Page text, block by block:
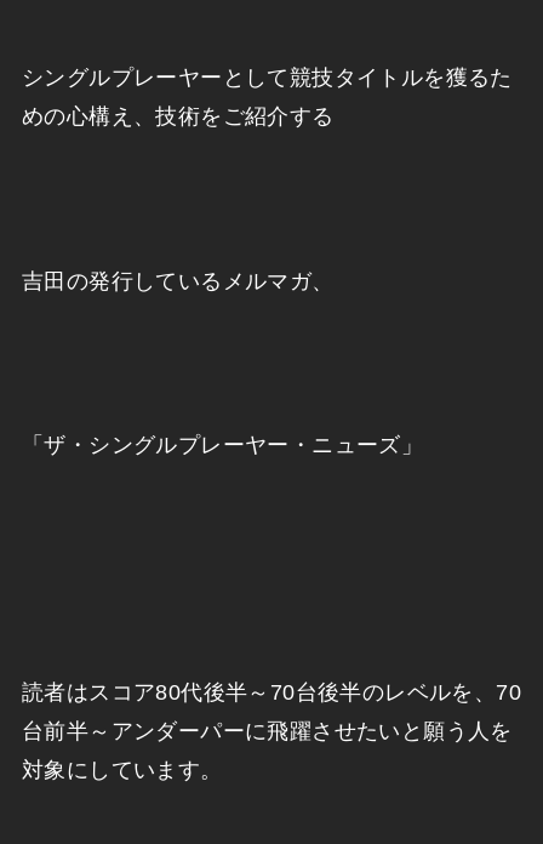
シングルプレーヤーとして競技タイトルを獲るた
めの心構え、技術をご紹介する
吉田の発行しているメルマガ、
「ザ・シングルプレーヤー・ニューズ」
読者はスコア80代後半～70台後半のレベルを、70
台前半～アンダーパーに飛躍させたいと願う人を
対象にしています。